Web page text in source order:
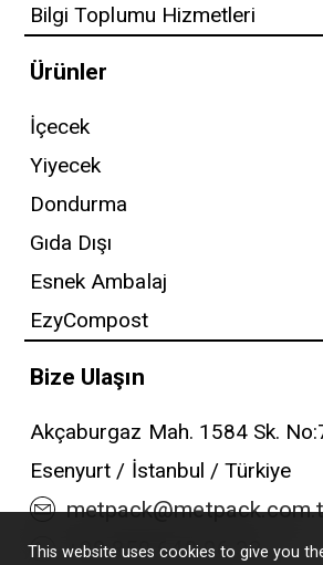
This website uses cookies to give you
Bilgi Toplumu Hizmetleri
Ürünler
İçecek
Yiyecek
Dondurma
Gıda Dışı
Esnek Ambalaj
EzyCompost
Bize Ulaşın
Akçaburgaz Mah. 1584 Sk.
Esenyurt / İstanbul / Türkiye
+90 850 640 06 38